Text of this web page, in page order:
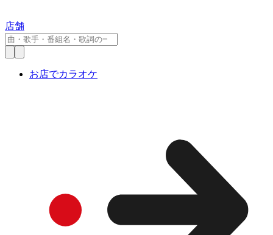
店舗
お店でカラオケ